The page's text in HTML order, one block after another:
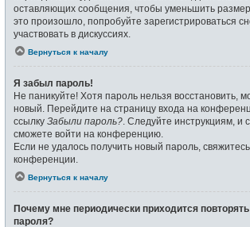
оставляющих сообщения, чтобы уменьшить
это произошло, попробуйте зарегистрироваться
участвовать в дискуссиях.
Вернуться к началу
Я забыл пароль!
Не паникуйте! Хотя пароль нельзя восстановить,
новый. Перейдите на страницу входа на
ссылку Забыли пароль? . Следуйте инструкциям, и
сможете войти на конференцию.
Если не удалось получить новый пароль,
конференции.
Вернуться к началу
Почему мне периодически приходится
пароля?